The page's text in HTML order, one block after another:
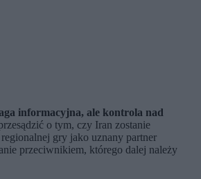
informacyjna, ale kontrola nad
o tym, czy Iran zostanie
gry jako uznany partner
przeciwnikiem, którego dalej należy